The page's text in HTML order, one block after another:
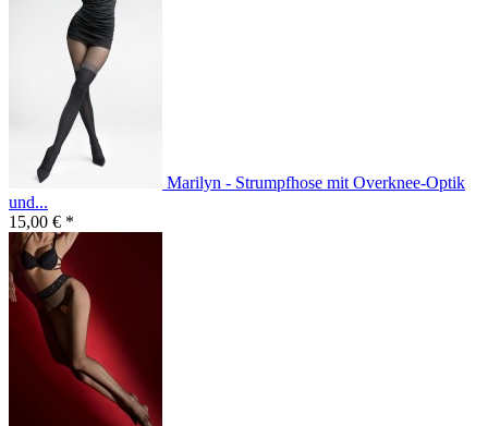
Marilyn - Strumpfhose mit Overknee-Optik
und...
15,00 € *